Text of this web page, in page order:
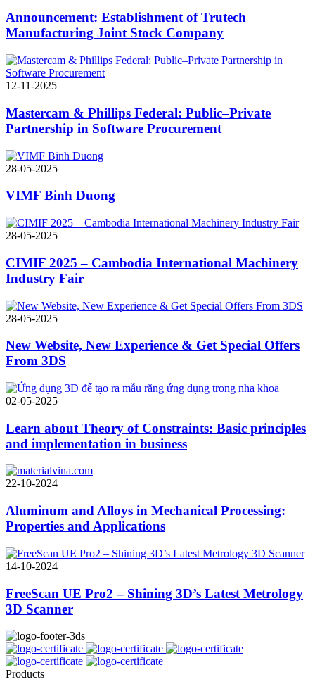
Announcement: Establishment of Trutech
Manufacturing Joint Stock Company
12-11-2025
Mastercam & Phillips Federal: Public–Private
Partnership in Software Procurement
28-05-2025
VIMF Binh Duong
28-05-2025
CIMIF 2025 – Cambodia International Machinery
Industry Fair
28-05-2025
New Website, New Experience & Get Special Offers
From 3DS
02-05-2025
Learn about Theory of Constraints: Basic principles
and implementation in business
22-10-2024
Aluminum and Alloys in Mechanical Processing:
Properties and Applications
14-10-2024
FreeScan UE Pro2 – Shining 3D’s Latest Metrology
3D Scanner
Products